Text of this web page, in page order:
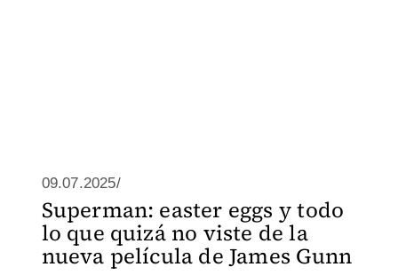
09.07.2025/
Superman: easter eggs y todo
lo que quizá no viste de la
nueva película de James Gunn